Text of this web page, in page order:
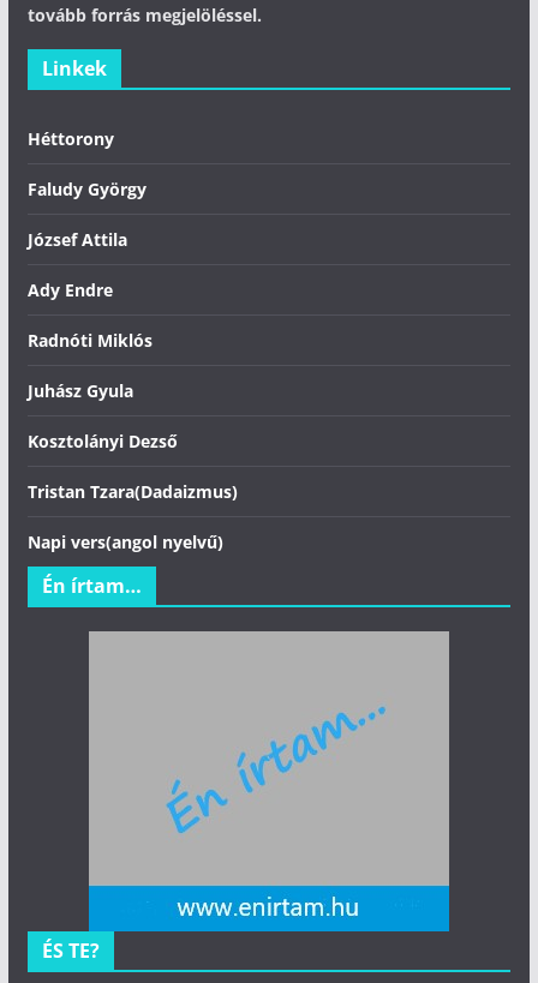
tovább forrás megjelöléssel.
Linkek
Héttorony
Faludy György
József Attila
Ady Endre
Radnóti Miklós
Juhász Gyula
Kosztolányi Dezső
Tristan Tzara(Dadaizmus)
Napi vers(angol nyelvű)
Én írtam…
ÉS TE?